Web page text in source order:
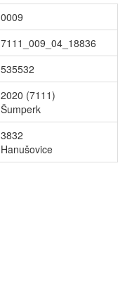
0009
7111_009_04_18836
535532
2020 (7111)
Šumperk
3832
Hanušovice